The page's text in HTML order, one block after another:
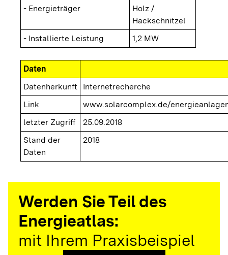
- Energieträger
Holz /
Hackschnitzel
- Installierte Leistung
1,2 MW
Daten
Datenherkunft
Internetrecherche
Link
www.solarcomplex.de/
letzter Zugriff
25.09.2018
Stand der
Daten
2018
Werden Sie Teil des
Energieatlas:
mit Ihrem Praxisbeispiel